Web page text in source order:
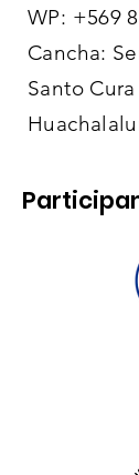
WP: +569
Cancha:
Santo